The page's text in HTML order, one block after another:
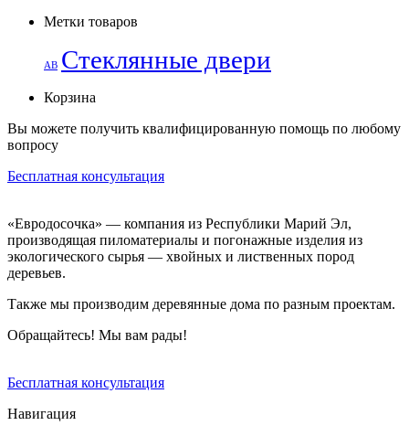
Метки товаров
АВ Стеклянные двери
Корзина
Вы можете получить квалифицированную помощь по любому
вопросу
Бесплатная консультация
«Евродосочка» — компания из Республики Марий Эл,
производящая пиломатериалы и погонажные изделия из
экологического сырья — хвойных и лиственных пород
деревьев.
Также мы производим деревянные дома по разным проектам.
Обращайтесь! Мы вам рады!
Бесплатная консультация
Навигация